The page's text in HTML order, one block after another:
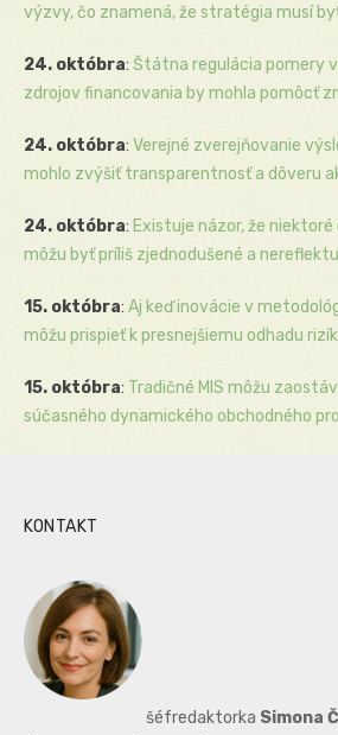
výzvy, čo znamená, že stratégia musí
24. októbra: Štátna regulácia pomery
zdrojov financovania by mohla pomôcť
24. októbra: Verejné zverejňovanie
mohlo zvýšiť transparentnosť a dôveru
24. októbra: Existuje názor, že
môžu byť príliš zjednodušené a
15. októbra: Aj keď inovácie v
môžu prispieť k presnejšiemu odhadu
15. októbra: Tradičné MIS môžu
súčasného dynamického obchodného
KONTAKT
šéfredaktorka Simona